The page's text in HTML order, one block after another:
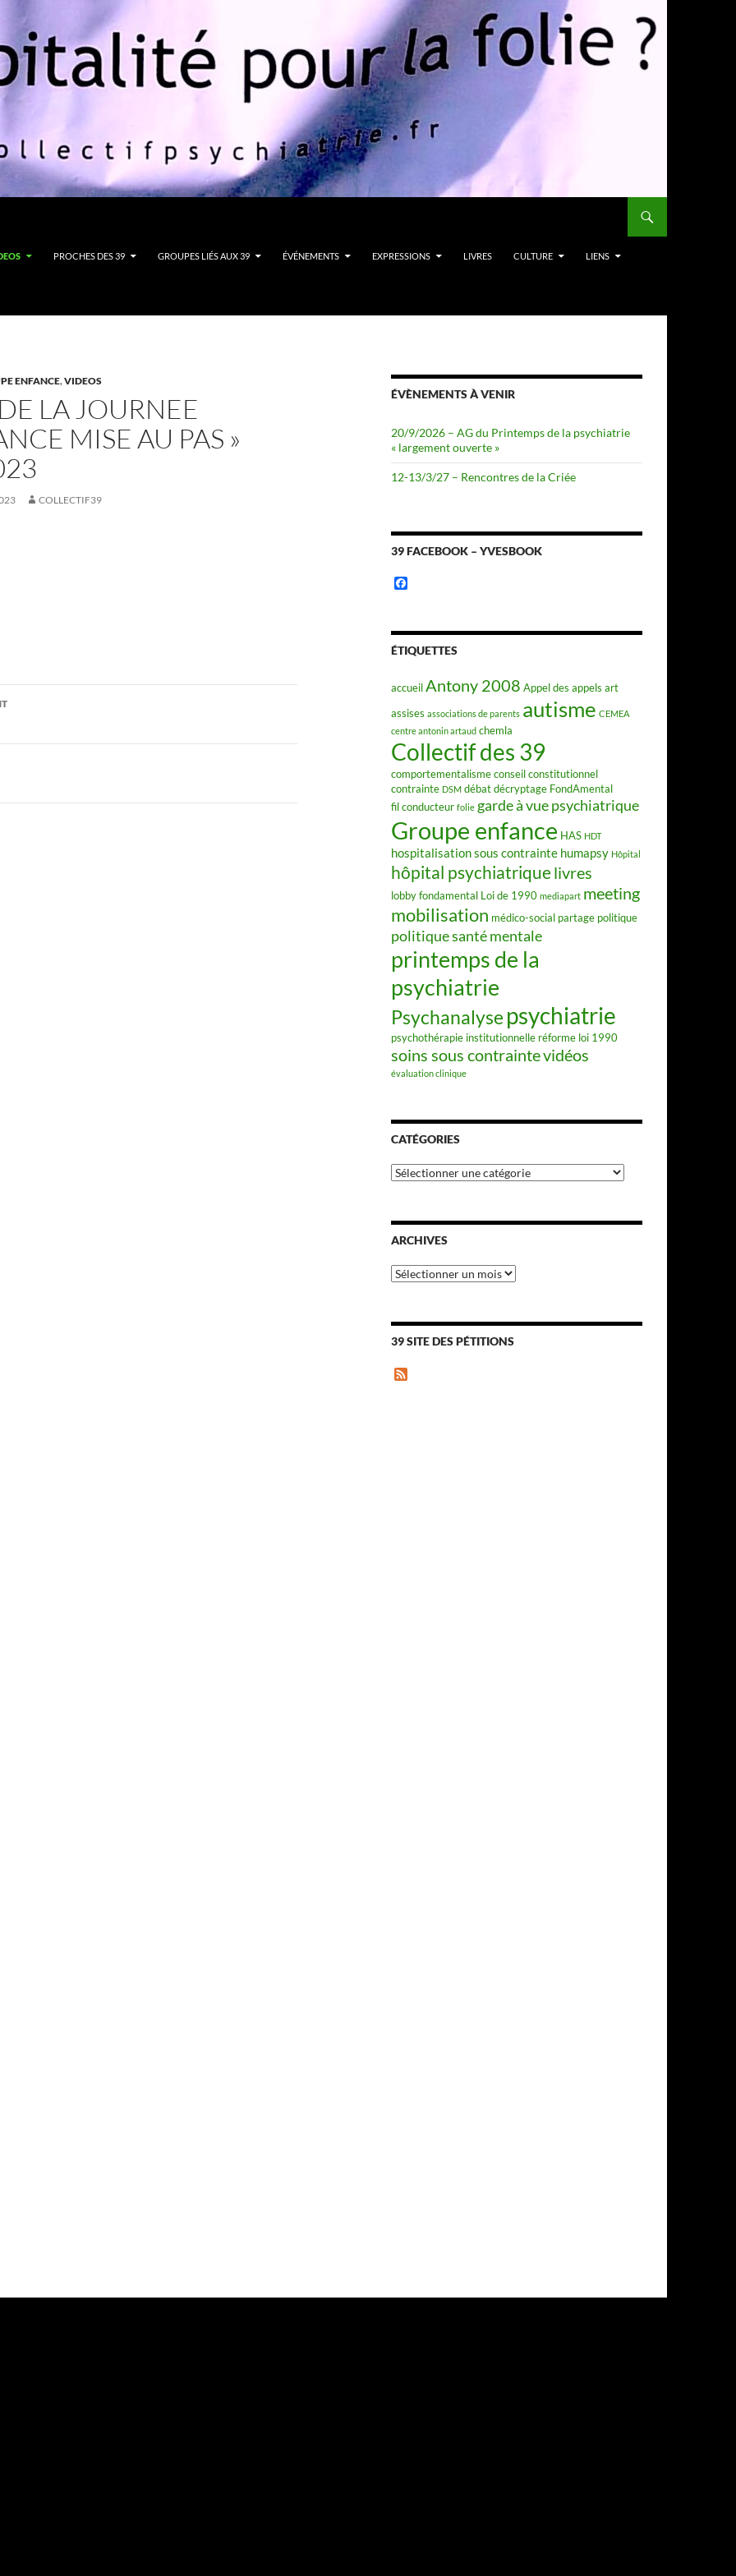
PROCHES DES 39 GROUPES LIÉS AUX 39 ÉVÉNEMENTS EXPRESSIONS LIVRES CULTURE LIENS
ENFANCE,VIDEOS
LA JOURNEE
MISE AU PAS »
COLLECTIF39
ÉVÈNEMENTS À VENIR
20/9/2026 – AG du Printemps de la psychiatrie
« largement ouverte »
12-13/3/27 – Rencontres de la Criée
39 FACEBOOK – YVESBOOK
b
o
ÉTIQUETTES
accueilAntony 2008 Appel des appels art
assises associations de parents autisme CEMEA
centre antonin artaud chemla
Collectif des 39
comportementalismeconseil constitutionnel
contrainte DSM débatdécryptage FondAmental
fil conducteur folie garde à vue psychiatrique
Groupe enfance HAS HDT
hospitalisation sous contrainte humapsy Hôpital
hôpital psychiatriquelivres
lobby fondamental Loi de 1990 mediapart meeting
mobilisation médico-social partage politique
politique santé mentale
printemps de la
psychiatrie
Psychanalyse psychiatrie
psychothérapie institutionnelle réforme loi 1990
soins sous contraintevidéos
évaluation clinique
CATÉGORIES
Catégories
ARCHIVES
Archives
39 SITE DES PÉTITIONS